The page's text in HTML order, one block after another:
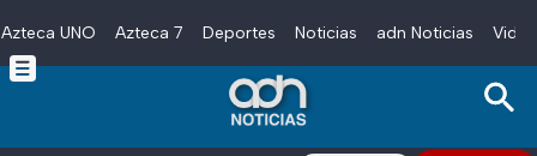
Skip to main content
Azteca UNO Azteca 7 Deportes Noticias adn Noticias